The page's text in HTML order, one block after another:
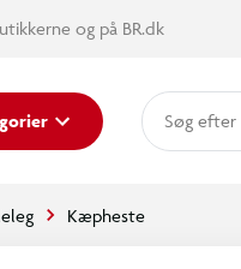
og på BR.dk
Kæpheste